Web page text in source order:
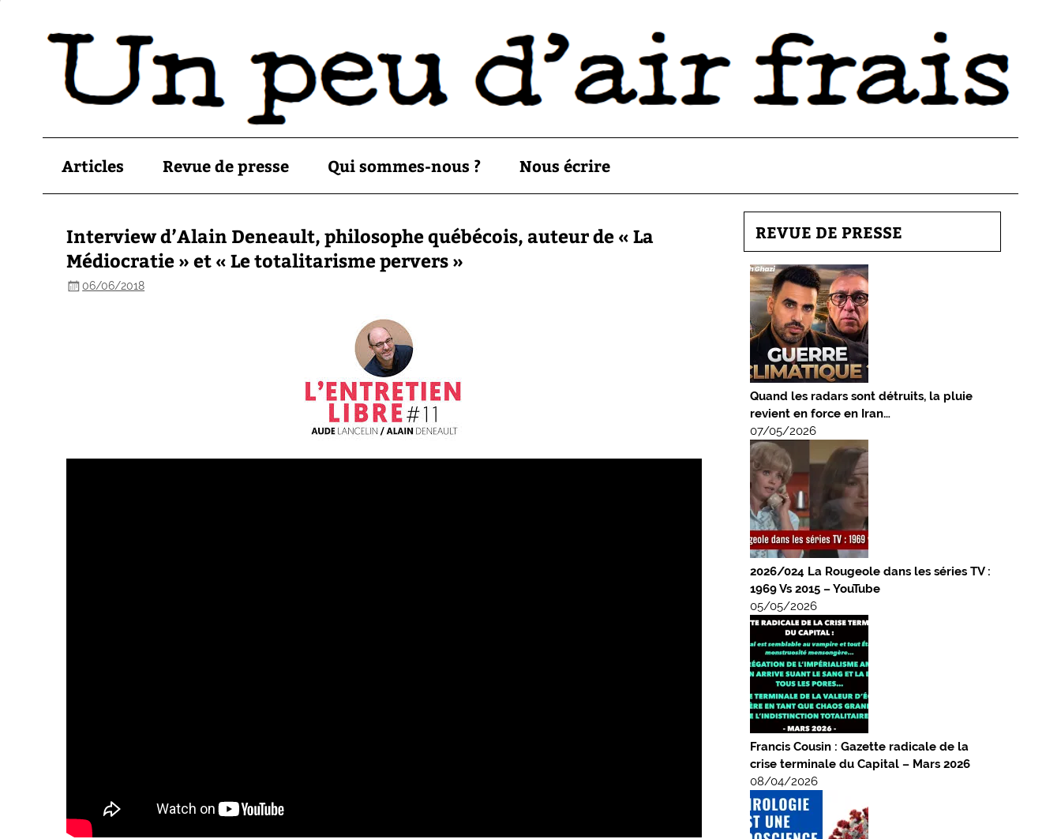
Articles Revue de presse Qui sommes-nous ? Nous écrire
Interview d’Alain Deneault, philosophe québécois, auteur de « La
Médiocratie » et « Le totalitarisme pervers »
06/06/2018
REVUE DE PRESSE
Quand les radars sont détruits, la pluie
revient en force en Iran…
07/05/2026
2026/024 La Rougeole dans les séries TV :
1969 Vs 2015 – YouTube
05/05/2026
Francis Cousin : Gazette radicale de la
crise terminale du Capital – Mars 2026
08/04/2026